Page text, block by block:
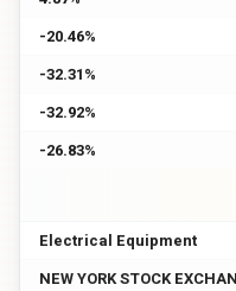
-20.46%
-32.31%
-32.92%
-26.83%
Electrical Equipment
NEW YORK STOCK